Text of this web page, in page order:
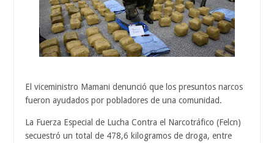
El viceministro Mamani denunció que los presuntos narcos
fueron ayudados por pobladores de una comunidad.
La Fuerza Especial de Lucha Contra el Narcotráfico (Felcn)
secuestró un total de 478,6 kilogramos de droga, entre